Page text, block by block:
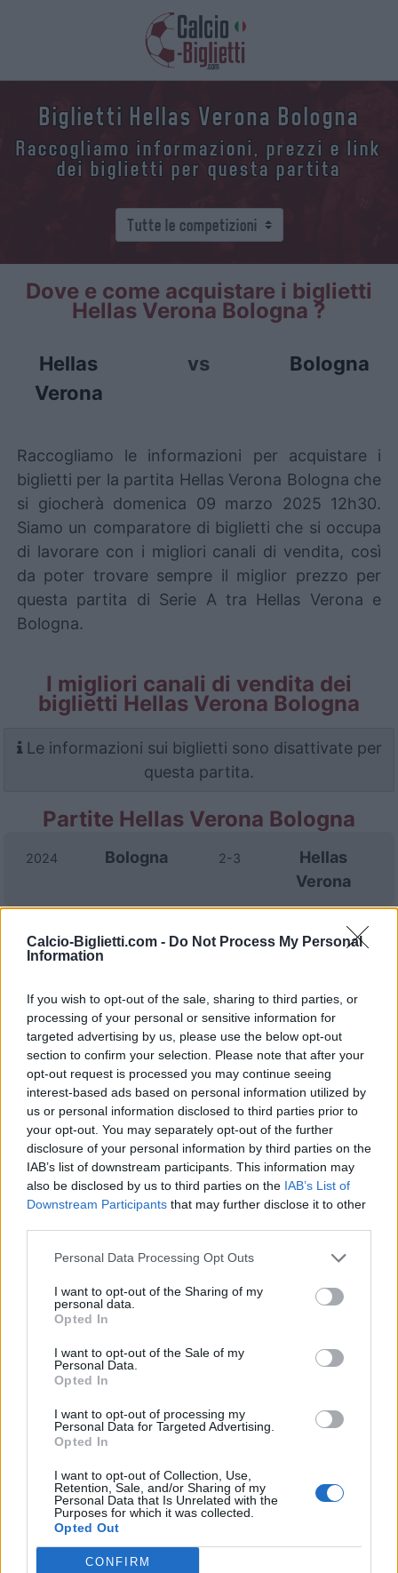
Calcio-Biglietti.com - Do Not Process My Personal
Information
If you wish to opt-out of the sale, sharing to third parties, or
processing of your personal or sensitive information for
targeted advertising by us, please use the below opt-out
section to confirm your selection. Please note that after your
opt-out request is processed you may continue seeing
interest-based ads based on personal information utilized by
us or personal information disclosed to third parties prior to
your opt-out. You may separately opt-out of the further
disclosure of your personal information by third parties on the
IAB’s list of downstream participants. This information may
also be disclosed by us to third parties on the IAB’s List of
Downstream Participants that may further disclose it to other
Personal Data Processing Opt Outs
I want to opt-out of the Sharing of my
personal data.
Opted In
I want to opt-out of the Sale of my
Personal Data.
Opted In
I want to opt-out of processing my
Personal Data for Targeted Advertising.
Opted In
I want to opt-out of Collection, Use,
Retention, Sale, and/or Sharing of my
Personal Data that Is Unrelated with the
Purposes for which it was collected.
Opted Out
CONFIRM
Biglietti Hellas Verona Bologna
Raccogliamo informazioni, prezzi e link
dei biglietti per questa partita
Dove e come acquistare i biglietti
Hellas Verona Bologna ?
Hellas
Verona
vs Bologna
Raccogliamo le informazioni per acquistare i
biglietti per la partita Hellas Verona Bologna che
si giocherà domenica 09 marzo 2025 12h30.
Siamo un comparatore di biglietti che si occupa
di lavorare con i migliori canali di vendita, così
da poter trovare sempre il miglior prezzo per
questa partita di Serie A tra Hellas Verona e
Bologna.
I migliori canali di vendita dei
biglietti Hellas Verona Bologna
Le informazioni sui biglietti sono disattivate per
questa partita.
Partite Hellas Verona Bologna
2024 Bologna 2-3
Hellas
Verona
2024 Bologna 2-0
Hellas
2023 Bologna 2-0
Hellas
Verona
2023
Hellas
Verona
0-0 Bologna
2023
Hellas
Verona
2-1 Bologna
Verona
2022
Verona
Verona
2021
Hellas
Verona
2-2
2021 Bologna
Hellas